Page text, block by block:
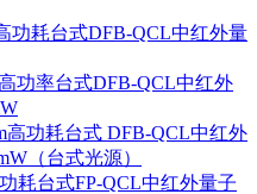
功耗台式DFB-QCL中红外量
功率台式DFB-QCL中红外
高功耗台式 DFB-QCL中红外
（台式光源）
耗台式FP-QCL中红外量子